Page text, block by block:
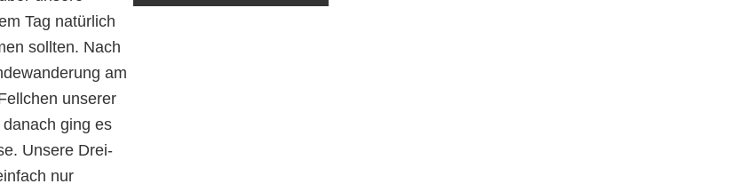
Tag natürlich
sollten. Nach
am
unserer
ging es
Unsere Drei-
nur